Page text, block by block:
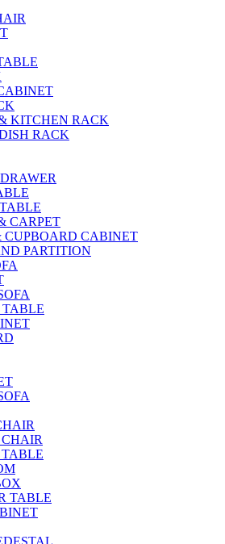
KITCHEN RACK
RACK
CARPET
CUPBOARD CABINET
PARTITION
TABLE